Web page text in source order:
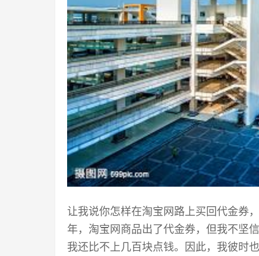
让我说你怎样在淘宝网路上买回代金券
年，淘宝网商品出了代金券，但我不坚
我还比不上几百块点钱。因此，我彼时